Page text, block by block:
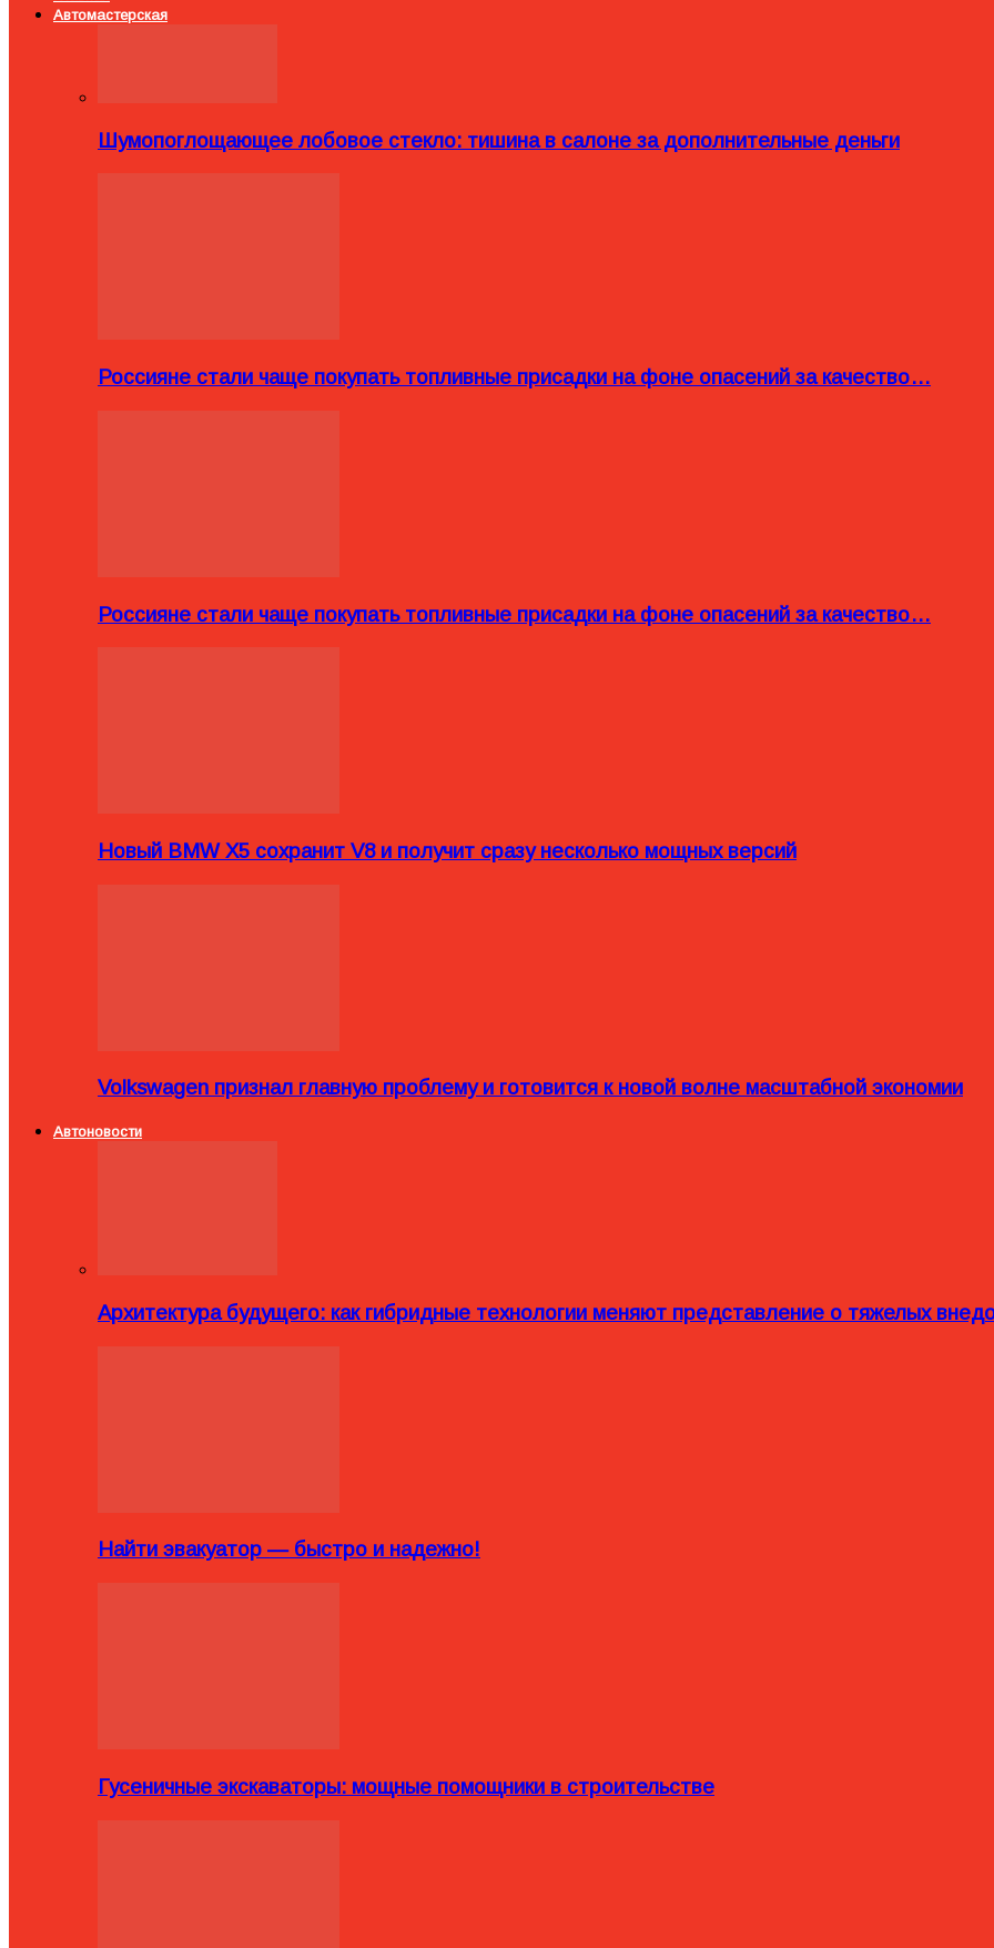
Автомастерская
Шумопоглощающее лобовое стекло: тишина в салоне за дополнительные деньги
Россияне стали чаще покупать топливные присадки на фоне опасений за качество…
Россияне стали чаще покупать топливные присадки на фоне опасений за качество…
Новый BMW X5 сохранит V8 и получит сразу несколько мощных версий
Volkswagen признал главную проблему и готовится к новой волне масштабной экономии
Автоновости
Архитектура будущего: как гибридные технологии меняют представление о тяжелых
Найти эвакуатор — быстро и надежно!
Гусеничные экскаваторы: мощные помощники в строительстве